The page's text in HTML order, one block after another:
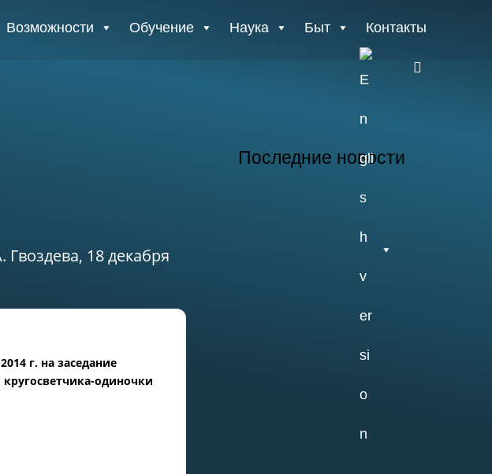
Возможности Обучение Наука Быт Контакты
18 декабря
г. на заседание
одиночки
Последние новости
Отчет о практике
и альгологии 2026